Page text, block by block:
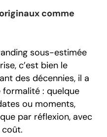
comme
sous-estimée
c’est bien le
des décennies, il a
: quelque
ou moments,
par réflexion, avec
coût.